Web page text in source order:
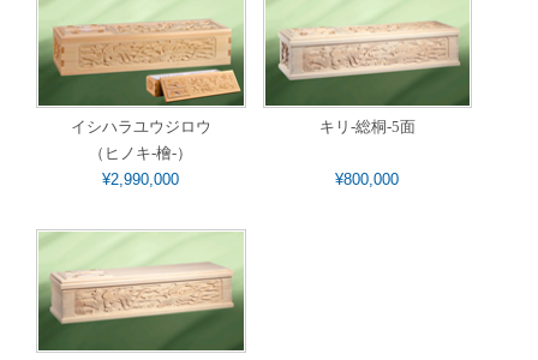
イシハラユウジロウ
（ヒノキ-檜-）
¥2,990,000
キリ-総桐-5面
¥800,000